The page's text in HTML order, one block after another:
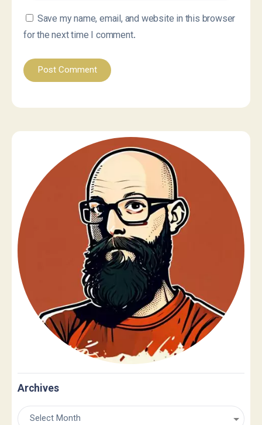
Save my name, email, and website in this browser
for the next time I comment.
Archives